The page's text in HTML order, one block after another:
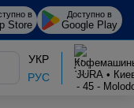
в
Store
Доступно в
Google Play
УКР
РУС